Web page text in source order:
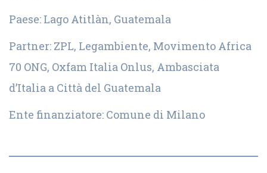
Paese: Lago Atitlàn, Guatemala
Partner: ZPL, Legambiente, Movimento Africa
70 ONG, Oxfam Italia Onlus, Ambasciata
d’Italia a Città del Guatemala
Ente finanziatore: Comune di Milano